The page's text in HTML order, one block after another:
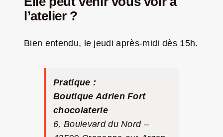
l’atelier ?
Bien entendu, le jeudi après-midi dès 15h.
Pratique :
Boutique Adrien Fort
chocolaterie
6, Boulevard du Nord –